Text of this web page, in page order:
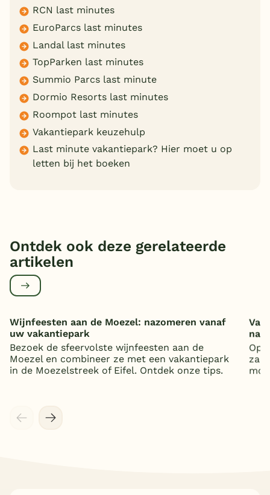
RCN last minutes
EuroParcs last minutes
Landal last minutes
TopParken last minutes
Summio Parcs last minute
Dormio Resorts last minutes
Roompot last minutes
Vakantiepark keuzehulp
Last minute vakantiepark? Hier moet u op
letten bij het boeken
Ontdek ook deze gerelateerde
artikelen
Wijnfeesten aan de Moezel: nazomeren vanaf
uw vakantiepark
Bezoek de sfeervolste wijnfeesten aan de
Moezel en combineer ze met een vakantiepark
in de Moezelstreek of Eifel. Ontdek onze tips.
Op